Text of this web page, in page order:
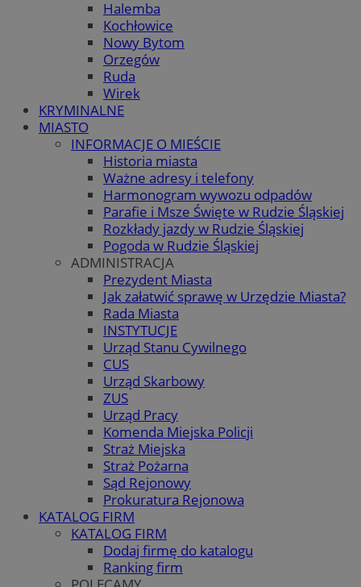
Halemba
Kochłowice
Nowy Bytom
Orzegów
Ruda
Wirek
KRYMINALNE
MIASTO
INFORMACJE O MIEŚCIE
Historia miasta
Ważne adresy i telefony
Harmonogram wywozu odpadów
Parafie i Msze Święte w Rudzie Śląskiej
Rozkłady jazdy w Rudzie Śląskiej
Pogoda w Rudzie Śląskiej
ADMINISTRACJA
Prezydent Miasta
Jak załatwić sprawę w Urzędzie Miasta?
Rada Miasta
INSTYTUCJE
Urząd Stanu Cywilnego
CUS
Urząd Skarbowy
ZUS
Urząd Pracy
Komenda Miejska Policji
Straż Miejska
Straż Pożarna
Sąd Rejonowy
Prokuratura Rejonowa
KATALOG FIRM
KATALOG FIRM
Dodaj firmę do katalogu
Ranking firm